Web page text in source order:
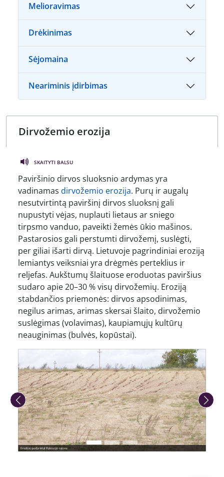
Melioravimas
Drėkinimas
Sėjomaina
Neariminis įdirbimas
SKAITYTI BALSU
Paviršinio dirvos sluoksnio ardymas yra
vadinamas dirvožemio erozija. Purų ir augalų
nesutvirtintą paviršinį dirvos sluoksnį gali
nupustyti vėjas, nuplauti lietaus ar sniego
tirpsmo vanduo, paveikti žemės ūkio mašinos.
Pastarosios gali perstumti dirvožemį, suslėgti,
per giliai išarti dirvą. Lietuvoje pagrindiniai eroziją
lemiantys veiksniai yra drėgmės perteklius ir
reljefas. Aukštumų šlaituose eroduotas paviršius
sudaro apie 20–30 % visų dirvožemių. Eroziją
stabdančios priemonės: dirvos apsodinimas,
negilus arimas, arimas skersai šlaito, dirvožemio
suslėgimas (volavimas), kaupiamųjų kultūrų
neauginimas (bulvės, kopūstai).
Ankstesnė nuotrauka Kita